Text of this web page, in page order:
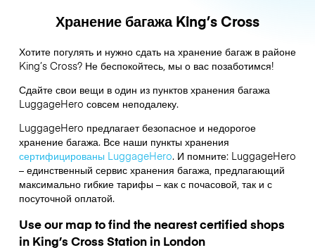
Хранение багажа King’s Cross
Хотите погулять и нужно сдать на хранение багаж в районе
King’s Cross? Не беспокойтесь, мы о вас позаботимся!
Сдайте свои вещи в один из пунктов хранения багажа
LuggageHero совсем неподалеку.
LuggageHero предлагает безопасное и недорогое
хранение багажа. Все наши пункты хранения
сертифицированы LuggageHero. И помните: LuggageHero
– единственный сервис хранения багажа, предлагающий
максимально гибкие тарифы – как с почасовой, так и с
посуточной оплатой.
Use our map to find the nearest certified shops
in King’s Cross Station in London